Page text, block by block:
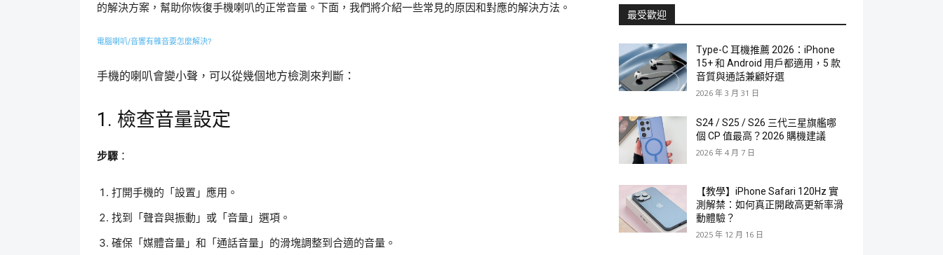
的解決方案，幫助你恢復手機喇叭的正常音量。下面，我們將介紹一些常見的原因和對應的解決方法。
電腦喇叭/音響有雜音要怎麼解決?
手機的喇叭會變小聲，可以從幾個地方檢測來判斷：
1. 檢查音量設定
步驟 ：
打開手機的「設置」應用。
找到「聲音與振動」或「音量」選項。
確保「媒體音量」和「通話音量」的滑塊調整到合適的音量。
最受歡迎
Type-C 耳機推薦 2026：iPhone
15+ 和 Android 用戶都適用，5 款
音質與通話兼顧好選
2026 年 3 月 31 日
S24 / S25 / S26 三代三星旗艦哪
個 CP 值最高？2026 購機建議
2026 年 4 月 7 日
【教學】iPhone Safari 120Hz 實
測解禁：如何真正開啟高更新率滑
動體驗？
2025 年 12 月 16 日